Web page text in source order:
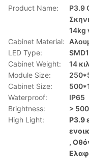
Product Name:
P3.9
14kg
Cabinet Material:
LED Type:
Cabinet Weight:
14
Module Size:
Cabinet Size:
Waterproof:
IP65
Brightness:
>
High Light:
P3.9
,